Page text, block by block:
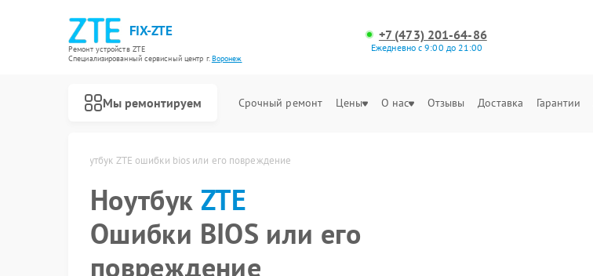
FIX-ZTE
Ремонт устройств ZTE
Специализированный cервисный центр г.Воронеж
+7 (473) 201-64-86
Ежедневно с 9:00 до 21:00
Мы ремонтируем Срочный ремонт Цены О нас Отзывы Доставка Гарантии
Ноутбук ZTE ошибки bios или его повреждение
Ноутбук ZTE
Ошибки BIOS или его
повреждение